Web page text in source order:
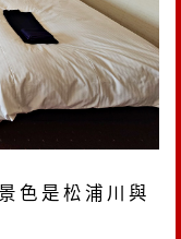
色是松浦川與